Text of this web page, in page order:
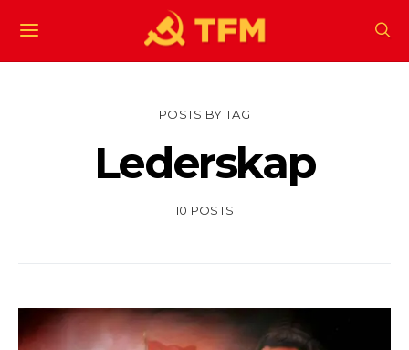
POSTS BY TAG
Lederskap
10 POSTS